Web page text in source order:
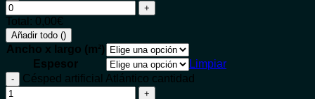
Total: 0,00€
Añadir todo ()
Ancho x largo (m²)
Espesor
Limpiar
Césped artificial Atlántico cantidad